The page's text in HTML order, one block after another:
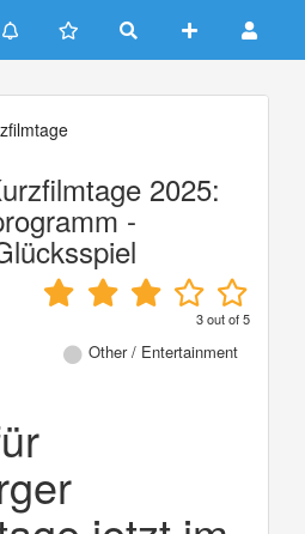
2025:
-
3out of5
Other / Entertainment